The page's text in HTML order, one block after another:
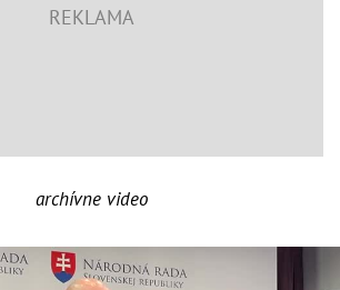
archívne video